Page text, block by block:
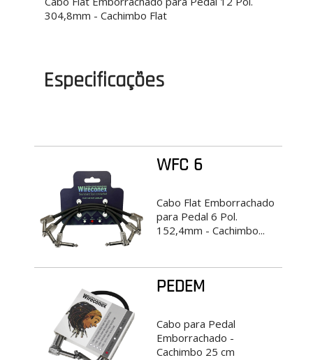
304,8mm - Cachimbo Flat
Especificações
WFC 6
Cabo Flat Emborrachado
para Pedal 6 Pol.
152,4mm - Cachimbo...
PEDEM
Cabo para Pedal
Emborrachado -
Cachimbo 25 cm